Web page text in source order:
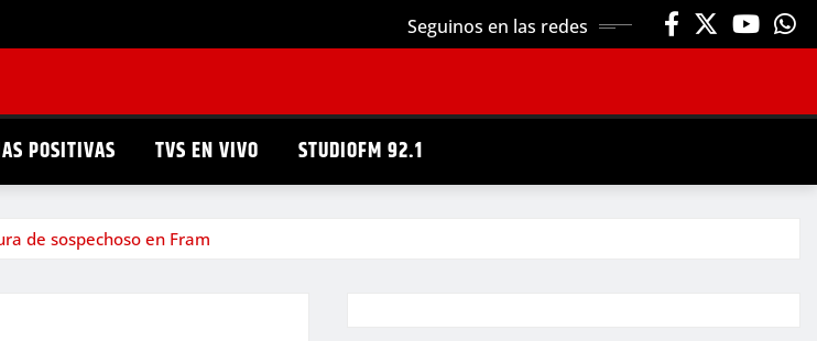
Seguinos en las redes
POSITIVAS TVS EN VIVO STUDIOFM 92.1
de sospechoso en Fram